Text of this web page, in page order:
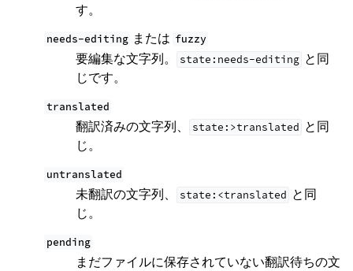
す。
needs-editing または fuzzy
要編集な文字列。 state:needs-editing と同
じです。
translated
翻訳済みの文字列、 state:>translated と同
じ。
untranslated
未翻訳の文字列、 state:<translated と同
じ。
pending
まだファイルに保存されていない翻訳待ちの文